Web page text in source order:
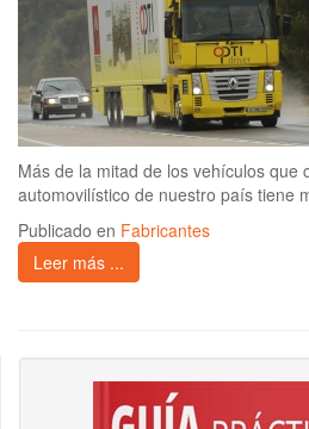
Más de la mitad de los vehículos que
automovilístico de nuestro país tiene
Publicado en Fabricantes
Leer más ...